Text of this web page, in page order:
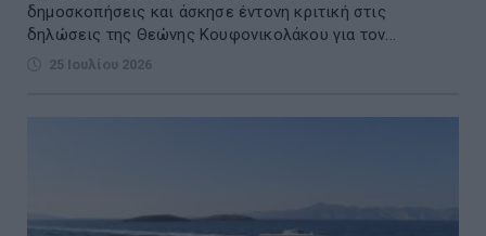
δημοσκοπήσεις και άσκησε έντονη κριτική στις
δηλώσεις της Θεώνης Κουφονικολάκου για τον...
25 Ιουλίου 2026